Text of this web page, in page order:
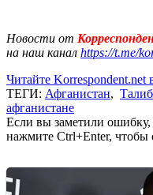
Новости от
на наш канал https://t.me/
Читайте Korrespondent.net
ТЕГИ: Афганистан,
афганистане
Если вы заметили
нажмите Ctrl+Enter, чтобы